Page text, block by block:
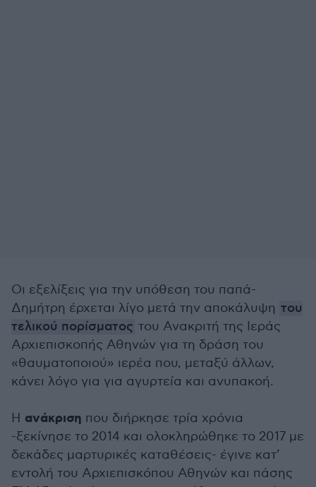
Οι εξελίξεις για την υπόθεση του παπά-
Δημήτρη έρχεται λίγο μετά την αποκάλυψη του
τελικού πορίσματος του Ανακριτή της Ιεράς
Αρχιεπισκοπής Αθηνών για τη δράση του
«θαυματοποιού» ιερέα που, μεταξύ άλλων,
κάνει λόγο για για αγυρτεία και ανυπακοή.
Η ανάκριση που διήρκησε τρία χρόνια
-ξεκίνησε το 2014 και ολοκληρώθηκε το 2017 με
δεκάδες μαρτυρικές καταθέσεις- έγινε κατ’
εντολή του Αρχιεπισκόπου Αθηνών και πάσης